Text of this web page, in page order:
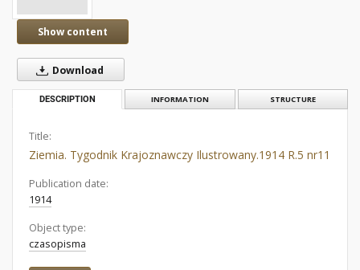
Show content
Download
DESCRIPTION INFORMATION STRUCTURE
Title:
Ziemia. Tygodnik Krajoznawczy Ilustrowany.1914 R.5 nr11
Publication date:
1914
Object type:
czasopisma